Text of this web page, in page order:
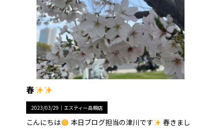
春
2023/03/29｜ エスティー高槻店
こんにちは 本日ブログ担当の津川です
春きまし